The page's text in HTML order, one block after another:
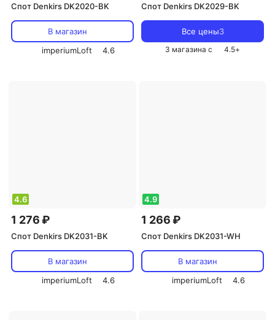
Спот Denkirs DK2020-BK
В магазин
imperiumLoft
4.6
Спот Denkirs DK2029-BK
Все цены3
3 магазина с 4.5+
4.6
1 276 ₽
Спот Denkirs DK2031-BK
В магазин
imperiumLoft
4.6
4.9
1 266 ₽
Спот Denkirs DK2031-WH
В магазин
imperiumLoft
4.6